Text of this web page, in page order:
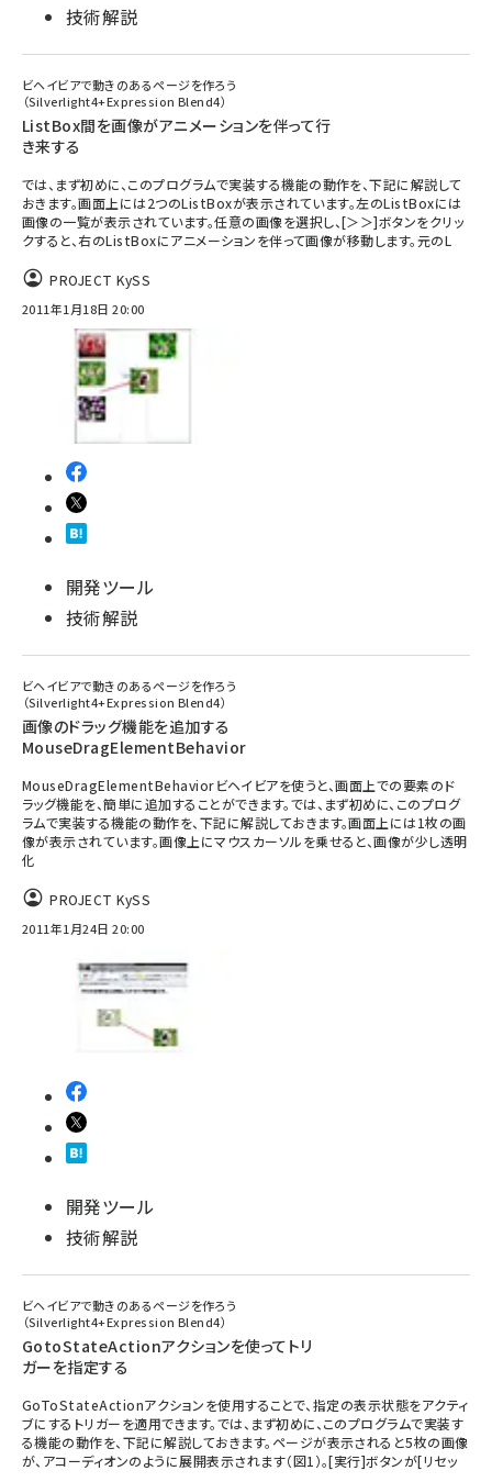
技術解説
ビヘイビアで動きのあるページを作ろう
（Silverlight4+Expression Blend4）
ListBox間を画像がアニメーションを伴って行
き来する
では、まず初めに、このプログラムで実装する機能の動作を、下記に解説して
おきます。画面上には2つのListBoxが表示されています。左のListBoxには
画像の一覧が表示されています。任意の画像を選択し、[＞＞]ボタンをクリッ
クすると、右のListBoxにアニメーションを伴って画像が移動します。元のL
PROJECT KySS
2011年1月18日 20:00
開発ツール
技術解説
ビヘイビアで動きのあるページを作ろう
（Silverlight4+Expression Blend4）
画像のドラッグ機能を追加する
MouseDragElementBehavior
MouseDragElementBehaviorビヘイビアを使うと、画面上での要素のド
ラッグ機能を、簡単に追加することができます。では、まず初めに、このプログ
ラムで実装する機能の動作を、下記に解説しておきます。画面上には1枚の画
像が表示されています。画像上にマウスカーソルを乗せると、画像が少し透明
化
PROJECT KySS
2011年1月24日 20:00
開発ツール
技術解説
ビヘイビアで動きのあるページを作ろう
（Silverlight4+Expression Blend4）
GotoStateActionアクションを使ってトリ
ガーを指定する
GoToStateActionアクションを使用することで、指定の表示状態をアクティ
ブにするトリガーを適用できます。では、まず初めに、このプログラムで実装す
る機能の動作を、下記に解説しておきます。ページが表示されると5枚の画像
が、アコーディオンのように展開表示されます（図1）。[実行]ボタンが[リセッ